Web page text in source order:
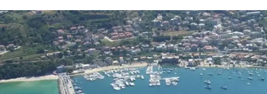
AMBIENTE
SOCIETÀ
CULTURA